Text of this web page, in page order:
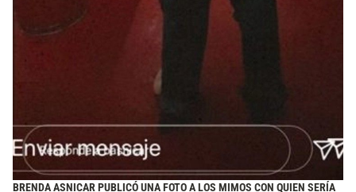
BRENDA ASNICAR PUBLICÓ UNA FOTO A LOS MIMOS CON QUIEN SERÍA